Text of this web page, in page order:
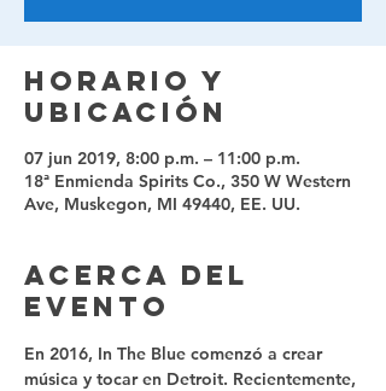
Horario y
ubicación
07 jun 2019, 8:00 p.m. – 11:00 p.m.
18ª Enmienda Spirits Co., 350 W Western
Ave, Muskegon, MI 49440, EE. UU.
Acerca del
evento
En 2016, In The Blue comenzó a crear
música y tocar en Detroit. Recientemente,